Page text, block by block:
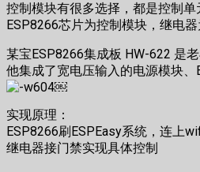
控制模块有很多选择，都是控制
ESP8266芯片为控制模块，继电
某宝ESP8266集成板 HW-622 是
他集成了宽电压输入的电源模块
￼
实现原理：
ESP8266刷ESPEasy系统，连上
继电器接门禁实现具体控制